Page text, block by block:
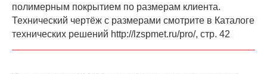
полимерным покрытием по размерам клиента.
Технический чертёж с размерами смотрите в Каталоге
технических решений http://lzspmet.ru/pro/, стр. 42